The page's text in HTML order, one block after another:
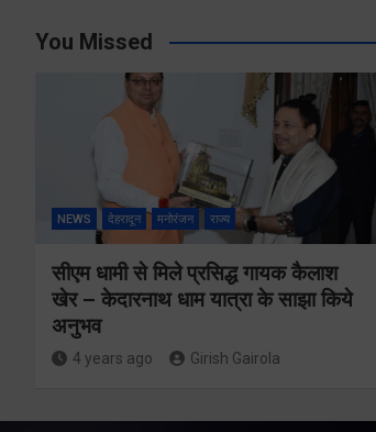
You Missed
NEWS देहरादून मनोरंजन राज्य
सीएम धामी से मिले प्रसिद्ध गायक कैलाश
खेर – केदारनाथ धाम यात्रा के साझा किये
अनुभव
4 years ago Girish Gairola